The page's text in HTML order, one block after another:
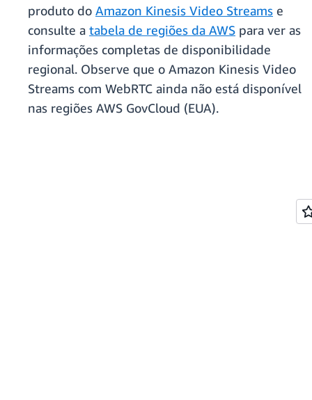
produto do Amazon Kinesis Video Streams e
consulte a tabela de regiões da AWS para ver as
informações completas de disponibilidade
regional. Observe que o Amazon Kinesis Video
Streams com WebRTC ainda não está disponível
nas regiões AWS GovCloud (EUA).